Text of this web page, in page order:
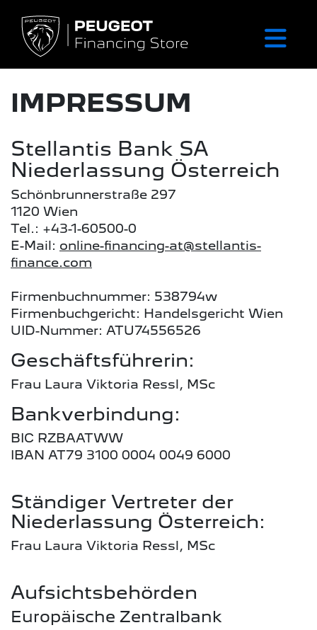
IMPRESSUM
Stellantis Bank SA
Niederlassung Österreich
Schönbrunnerstraße 297
1120 Wien
Tel.: +43-1-60500-0
E-Mail: online-financing-at@stellantis-
finance.com
Firmenbuchnummer: 538794w
Firmenbuchgericht: Handelsgericht Wien
UID-Nummer: ATU74556526
Geschäftsführerin:
Frau Laura Viktoria Ressl, MSc
Bankverbindung:
BIC RZBAATWW
IBAN AT79 3100 0004 0049 6000
Ständiger Vertreter der
Niederlassung Österreich:
Frau Laura Viktoria Ressl, MSc
Aufsichtsbehörden
Europäische Zentralbank